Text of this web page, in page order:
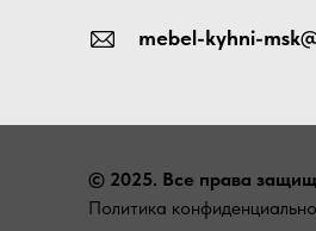
mebel-kyhni-
© 2025. Все права
Политика